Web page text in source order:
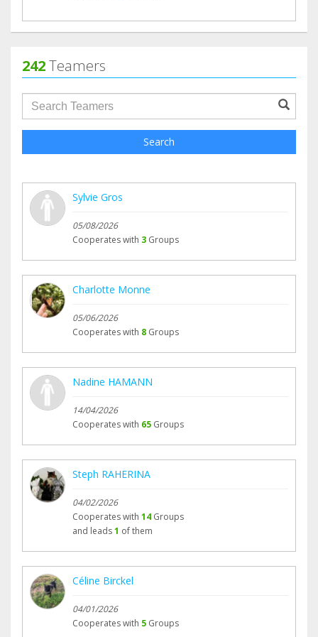
242Teamers
groupProfile.searchForm.search.text???
Search
Sylvie Gros
05/08/2026
Cooperates with 3 Groups
Charlotte Monne
05/06/2026
Cooperates with 8 Groups
Nadine HAMANN
14/04/2026
Cooperates with 65 Groups
Steph RAHERINA
04/02/2026
Cooperates with 14 Groups
and leads1 of them
Céline Birckel
04/01/2026
Cooperates with 5 Groups